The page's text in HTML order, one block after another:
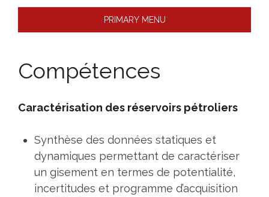
PRIMARY MENU
Compétences
Caractérisation des réservoirs pétroliers
Synthèse des données statiques et
dynamiques permettant de caractériser
un gisement en termes de potentialité,
incertitudes et programme d’acquisition